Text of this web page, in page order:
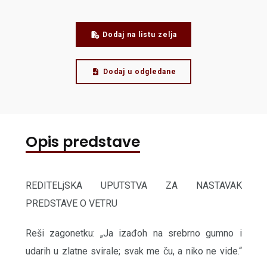
Dodaj na listu zelja
Dodaj u odgledane
Opis predstave
REDITELjSKA UPUTSTVA ZA NASTAVAK
PREDSTAVE O VETRU
Reši zagonetku: „Ja izađoh na srebrno gumno i
udarih u zlatne svirale; svak me ču, a niko ne vide.“